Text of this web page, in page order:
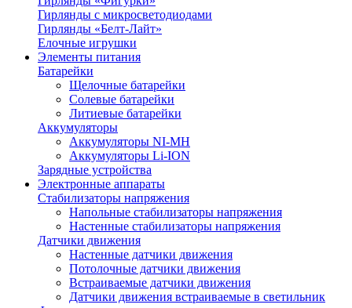
Гирлянды с микросветодиодами
Гирлянды «Белт-Лайт»
Елочные игрушки
Элементы питания
Батарейки
Щелочные батарейки
Солевые батарейки
Литиевые батарейки
Аккумуляторы
Аккумуляторы NI-MH
Аккумуляторы Li-ION
Зарядные устройства
Электронные аппараты
Стабилизаторы напряжения
Напольные стабилизаторы напряжения
Настенные стабилизаторы напряжения
Датчики движения
Настенные датчики движения
Потолочные датчики движения
Встраиваемые датчики движения
Датчики движения встраиваемые в светильник